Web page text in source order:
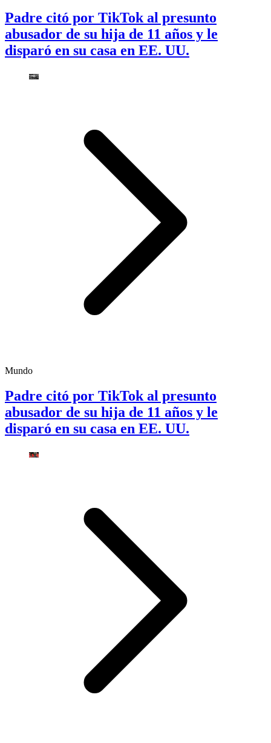
Padre citó por TikTok al presunto
abusador de su hija de 11 años y le
disparó en su casa en EE. UU.
Mundo
Padre citó por TikTok al presunto
abusador de su hija de 11 años y le
disparó en su casa en EE. UU.